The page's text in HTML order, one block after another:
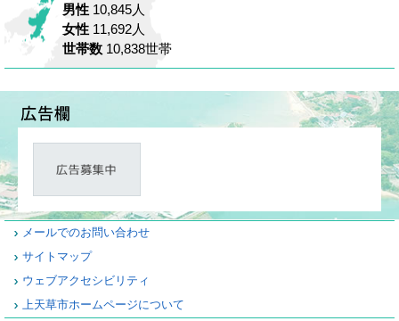
男性 10,845人
女性 11,692人
世帯数 10,838世帯
メールでのお問い合わせ
サイトマップ
ウェブアクセシビリティ
上天草市ホームページについて